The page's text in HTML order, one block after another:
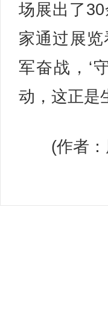
场展出了
家通过展
军奋战，‘
动，这正是
(作者：